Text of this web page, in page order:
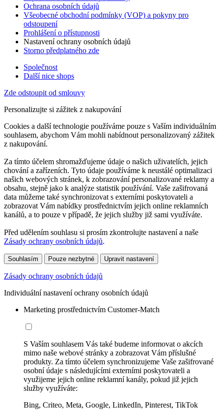
Ochrana osobních údajů
Všeobecné obchodní podmínky (VOP) a pokyny pro
odstoupení
Prohlášení o přístupnosti
Nastavení ochrany osobních údajů
Storno předplatného zde
Společnost
Další nice shops
Zde odstoupit od smlouvy
Personalizujte si zážitek z nakupování
Cookies a další technologie používáme pouze s Vaším individuálním
souhlasem, abychom Vám mohli nabídnout personalizovaný zážitek
z nakupování.
Za tímto účelem shromažďujeme údaje o našich uživatelích, jejich
chování a zařízeních. Tyto údaje používáme k neustálé optimalizaci
našich webových stránek, k zobrazování personalizované reklamy a
obsahu, stejně jako k analýze statistik používání. Vaše zašifrovaná
data můžeme také synchronizovat s externími poskytovateli a
zobrazovat Vám nabídky prostřednictvím jejich online reklamních
kanálů, a to pouze v případě, že jejich služby již sami využíváte.
Před udělením souhlasu si prosím zkontrolujte nastavení a naše
Zásady ochrany osobních údajů.
Souhlasím Pouze nezbytné Upravit nastavení
Zásady ochrany osobních údajů
Individuální nastavení ochrany osobních údajů
Marketing prostřednictvím Customer-Match
S Vaším souhlasem Vás také budeme informovat o akcích
mimo naše webové stránky a zobrazovat Vám příslušné
produkty. Za tímto účelem synchronizujeme Vaše zašifrované
osobní údaje s následujícími externími poskytovateli a
využijeme jejich online reklamní kanály, pokud již jejich
služby využíváte:
Bing, Criteo, Meta, Google, LinkedIn, Pinterest, TikTok